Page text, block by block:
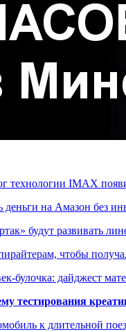
технологии IMAX
деньги на Амазон без
будут развивать
чтобы
булочка: дайджест
тестирования
к длительной